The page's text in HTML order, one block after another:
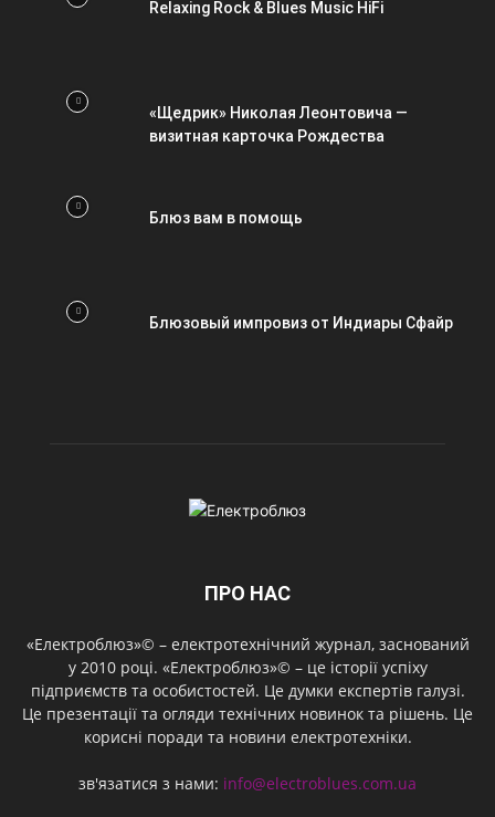
Relaxing Rock & Blues Music HiFi
«Щедрик» Николая Леонтовича —
визитная карточка Рождества
Блюз вам в помощь
Блюзовый импровиз от Индиары Сфайр
ПРО НАС
«Електроблюз»© – електротехнічний журнал, заснований
у 2010 році. «Електроблюз»© – це історії успіху
підприємств та особистостей. Це думки експертів галузі.
Це презентації та огляди технічних новинок та рішень. Це
корисні поради та новини електротехніки.
зв'язатися з нами: info@electroblues.com.ua